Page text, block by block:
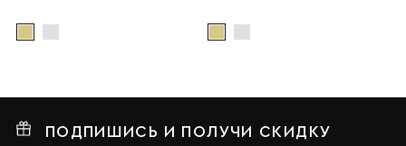
ПОДПИШИСЬ И ПОЛУЧИ СКИДКУ